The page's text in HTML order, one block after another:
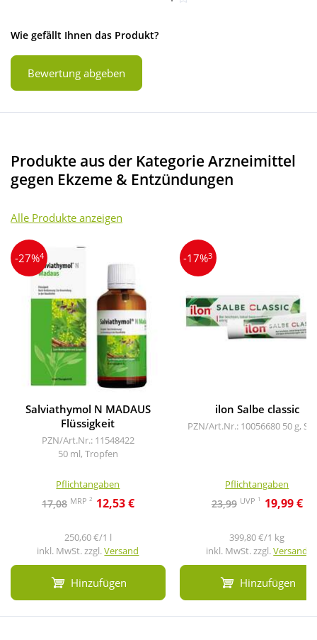
Wie gefällt Ihnen das Produkt?
Bewertung abgeben
Produkte aus der Kategorie Arzneimittel
gegen Ekzeme & Entzündungen
Alle Produkte anzeigen
-27%4
Salviathymol N MADAUS
Flüssigkeit
PZN/Art.Nr.: 11548422
50 ml, Tropfen
Pflichtangaben
17,08 MRP 2 12,53 €
250,60 €/1 l
inkl. MwSt. zzgl.Versand
Hinzufügen
-17%3
ilon Salbe classic
PZN/Art.Nr.: 10056680 50 g,
Pflichtangaben
23,99 UVP 1 19,99 €
399,80 €/1 kg
inkl. MwSt. zzgl.Versand
Hinzufügen